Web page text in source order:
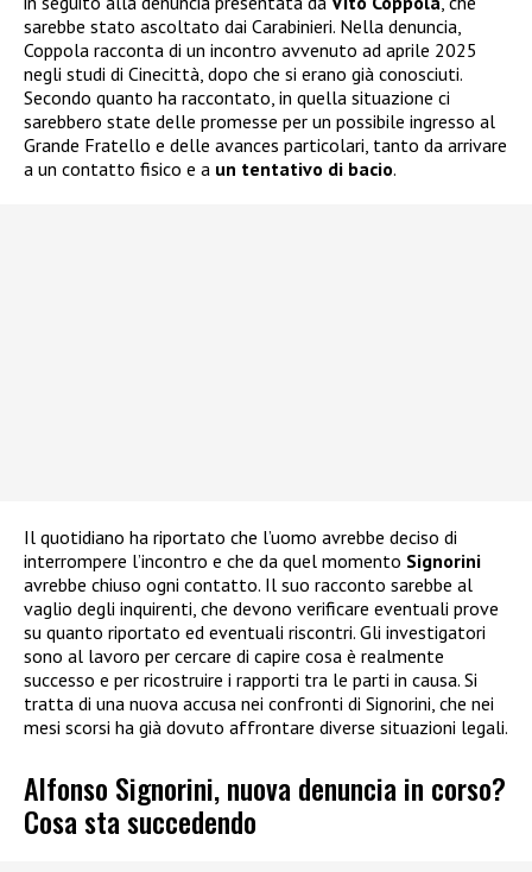
sarebbe stato ascoltato dai Carabinieri. Nella denuncia,
Coppola racconta di un incontro avvenuto ad aprile 2025
negli studi di Cinecittà, dopo che si erano già conosciuti.
Secondo quanto ha raccontato, in quella situazione ci
sarebbero state delle promesse per un possibile ingresso al
Grande Fratello e delle avances particolari, tanto da arrivare
a un contatto fisico e a un tentativo di bacio.
Il quotidiano ha riportato che l’uomo avrebbe deciso di
interrompere l’incontro e che da quel momento Signorini
avrebbe chiuso ogni contatto. Il suo racconto sarebbe al
vaglio degli inquirenti, che devono verificare eventuali prove
su quanto riportato ed eventuali riscontri. Gli investigatori
sono al lavoro per cercare di capire cosa è realmente
successo e per ricostruire i rapporti tra le parti in causa. Si
tratta di una nuova accusa nei confronti di Signorini, che nei
mesi scorsi ha già dovuto affrontare diverse situazioni legali.
Alfonso Signorini, nuova denuncia in corso?
Cosa sta succedendo